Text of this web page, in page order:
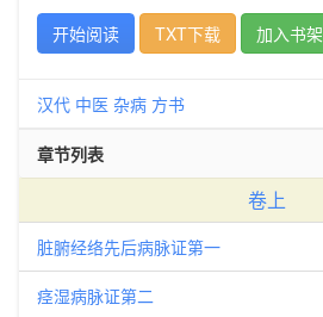
开始阅读
TXT下载 加入书架
汉代 中医 杂病 方书
章节列表
卷上
脏腑经络先后病脉证第一
痉湿病脉证第二